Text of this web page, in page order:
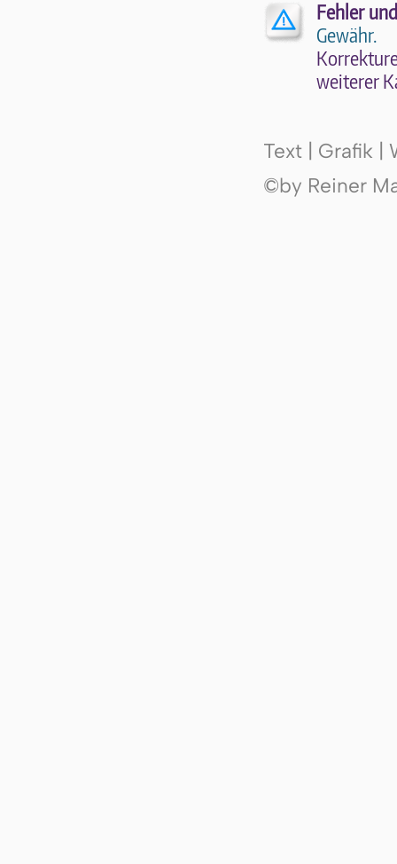
Fehler
Gewähr.
wei­te­rer
Text | Grafik |
©by Reiner